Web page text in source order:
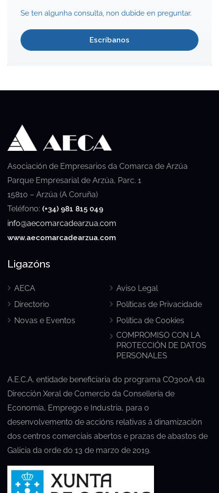
Se ten algunha consulta, non dubide en preguntar.
Escríbanos
Asociación de Empresarios da Comarca de Arzúa
Parque Empresarial de Arzúa, Parc. 1
15810 – Arzúa (A Coruña)
Teléfono: (+34) 981 815 049
info@aecomarcadearzua.com
www.aecomarcadearzua.com
Ligazóns
AECA
Directorio
Novas e Eventos
Aviso Legal
Políticas de Privacidade
Política de Cookies
COMPROMISO CON LA
PROTECCIÓN DE DATOS
PERSONALES
A.E.C.A. entidade beneficiaria do programa CO300A da
Dirección Xeral de Comercio da Consellería de
Economía, Emprego e Industria, para o
desenvolvemento de accións relativas á dinamización
dos centros comerciais abertos e prazas de abastos de
Galicia da orde do 13 de marzo de 2019.